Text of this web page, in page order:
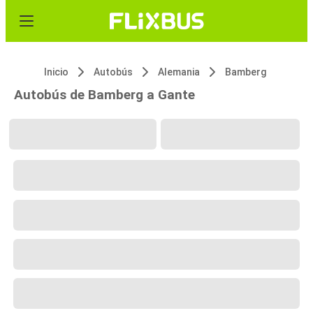
Inicio Autobús Alemania Bamberg
Autobús de Bamberg a Gante